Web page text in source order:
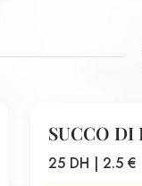
SUCCO DI
25 DH | 2.5 €